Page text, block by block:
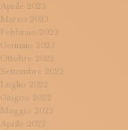
Aprile 2023
Marzo 2023
Febbraio 2023
Gennaio 2023
Ottobre 2022
Settembre 2022
Luglio 2022
Giugno 2022
Maggio 2022
Aprile 2022